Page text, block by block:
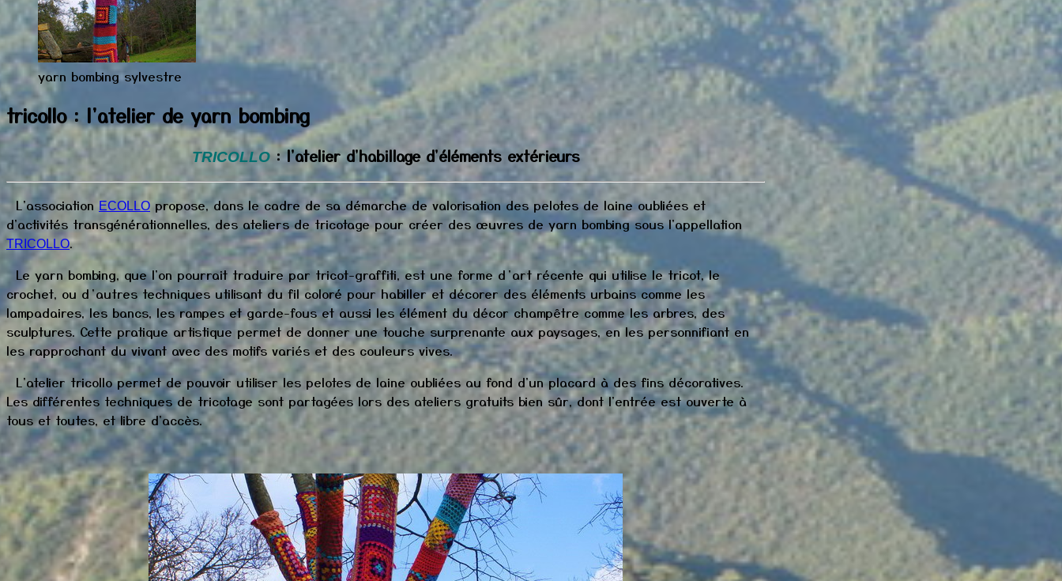
yarn bombing sylvestre
tricollo : l'atelier de yarn bombing
TRICOLLO: l'atelier d'habillage d'éléments extérieurs
L'association ECOLLOpropose, dans le cadre de sa démarche de valorisation des pelotes de laine oubliées et
d'activités transgénérationnelles, des ateliers de tricotage pour créer des œuvres de yarn bombing sous l'appellation
TRICOLLO.
Le yarn bombing, que l'on pourrait traduire par tricot-graffiti, est une forme d’art récente qui utilise le tricot, le
crochet, ou d’autres techniques utilisant du fil coloré pour habiller et décorer des éléments urbains comme les
lampadaires, les bancs, les rampes et garde-fous et aussi les élément du décor champêtre comme les arbres, des
sculptures. Cette pratique artistique permet de donner une touche surprenante aux paysages, en les personnifiant en
les rapprochant du vivant avec des motifs variés et des couleurs vives.
L'atelier tricollo permet de pouvoir utiliser les pelotes de laine oubliées au fond d'un placard à des fins décoratives.
Les différentes techniques de tricotage sont partagées lors des ateliers gratuits bien sûr, dont l'entrée est ouverte à
tous et toutes, et libre d'accès.